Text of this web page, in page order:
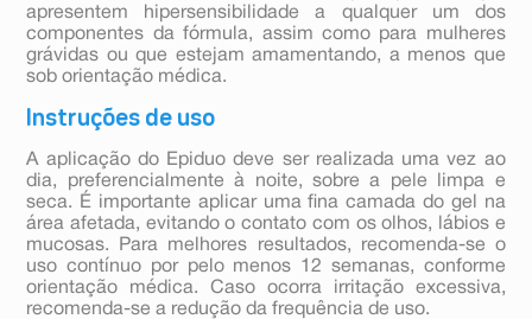
apresentem hipersensibilidade a qualquer um dos
componentes da fórmula, assim como para mulheres
grávidas ou que estejam amamentando, a menos que
sob orientação médica.
Instruções de uso
A aplicação do Epiduo deve ser realizada uma vez ao
dia, preferencialmente à noite, sobre a pele limpa e
seca. É importante aplicar uma fina camada do gel na
área afetada, evitando o contato com os olhos, lábios e
mucosas. Para melhores resultados, recomenda-se o
uso contínuo por pelo menos 12 semanas, conforme
orientação médica. Caso ocorra irritação excessiva,
recomenda-se a redução da frequência de uso.